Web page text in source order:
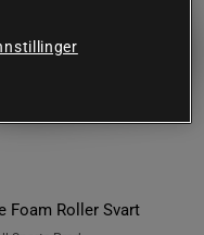
Foam Roller Svart